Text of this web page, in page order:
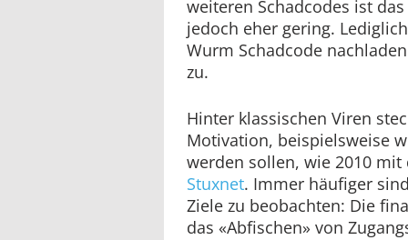
weiteren Schadcodes ist
jedoch eher gering.
Wurm Schadcode
zu.
Hinter klassischen Viren
Motivation, beispielsweise
werden sollen, wie 2010
Stuxnet. Immer häufiger
Ziele zu beobachten: Die
das «Abfischen» von